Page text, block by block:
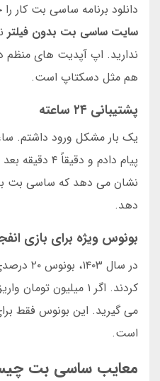
دانلود برنامه ساسی بت کار
سایت ساسی بت بدون فیلتر
ندارید. اپ آپدیت های منظم
هم مثل دسکتاپ است.
پشتیبانی ۲۴ ساعته
پیام دادم و
نشان می دهد که ساسی بت
دهد.
بونوس ویژه برای بازی
در سال
می گیرید. این بونوس فقط
است.
معایب ساسی بت